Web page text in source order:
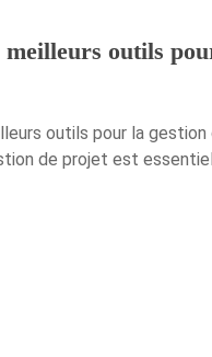
meilleurs outils
outils pour la
de projet est